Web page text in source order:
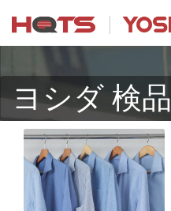
ヨシダ 検品